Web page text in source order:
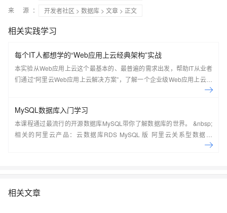
来 源：
开发者社区 > 数据库 > 文章 > 正文
相关实践学习
每个IT人都想学的“Web应用上云经典架构”实战
本实验从Web应用上云这个最基本的、最普遍的需求出发，帮助IT从业者
们通过“阿里云Web应用上云解决方案”，了解一个企业级Web应用上云的
MySQL数据库入门学习
本课程通过最流行的开源数据库MySQL带你了解数据库的世界。 &nbsp;
相关的阿里云产品：云数据库RDS MySQL 版 阿里云关系型数据库
RDS（Relational Database Service）是一种稳定可靠、可弹性伸缩的在
相关文章